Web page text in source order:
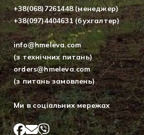
+38(068)7261448 (менеджер)
+38(097)4404631 (бухгалтер)
info@hmeleva.com
(з технічних питань)
orders@hmeleva.com
(з питань замовлень)
Ми в соціальних мережах